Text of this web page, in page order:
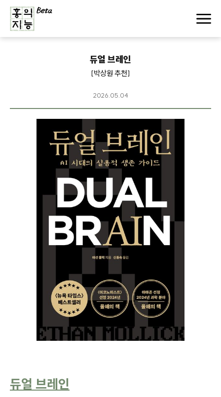
듀얼 브레인
[박상원 추천]
2026.05.04
듀얼 브레인